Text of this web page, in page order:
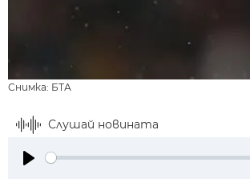
Снимка: БТА
Слушай новината